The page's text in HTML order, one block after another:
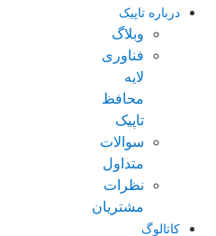
درباره تاپیک
وبلاگ
فناوری
لایه
محافظ
تاپیک
سوالات
متداول
نظرات
مشتریان
کاتالوگ